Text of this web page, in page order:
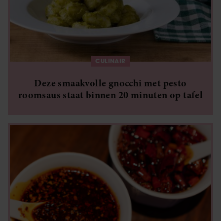
CULINAIR
Deze smaakvolle gnocchi met pesto
roomsaus staat binnen 20 minuten op tafel